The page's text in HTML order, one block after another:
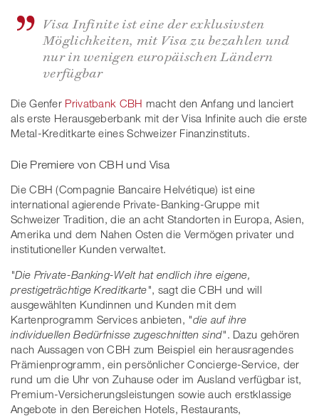
Visa Infinite ist eine der exklusivsten
Möglichkeiten, mit Visa zu bezahlen und
nur in wenigen europäischen Ländern
verfügbar
Die Genfer Privatbank CBH macht den Anfang und lanciert
als erste Herausgeberbank mit der Visa Infinite auch die erste
Metal-Kreditkarte eines Schweizer Finanzinstituts.
Die Premiere von CBH und Visa
Die CBH (Compagnie Bancaire Helvétique) ist eine
international agierende Private-Banking-Gruppe mit
Schweizer Tradition, die an acht Standorten in Europa, Asien,
Amerika und dem Nahen Osten die Vermögen privater und
institutioneller Kunden verwaltet.
"Die Private-Banking-Welt hat endlich ihre eigene,
prestigeträchtige Kreditkarte", sagt die CBH und will
ausgewählten Kundinnen und Kunden mit dem
Kartenprogramm Services anbieten, "die auf ihre
individuellen Bedürfnisse zugeschnitten sind". Dazu gehören
nach Aussagen von CBH zum Beispiel ein herausragendes
Prämienprogramm, ein persönlicher Concierge-Service, der
rund um die Uhr von Zuhause oder im Ausland verfügbar ist,
Premium-Versicherungsleistungen sowie auch erstklassige
Angebote in den Bereichen Hotels, Restaurants,